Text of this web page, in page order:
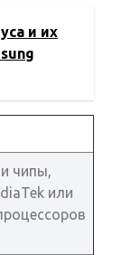
и их
чипы,
или